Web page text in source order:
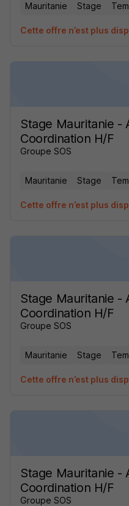
Mauritanie Stage
Cette offre n’est plus
Stage Mauritanie -
Coordination H/F
Groupe SOS
Mauritanie Stage
Cette offre n’est plus
Stage Mauritanie -
Coordination H/F
Groupe SOS
Mauritanie Stage
Cette offre n’est plus
Stage Mauritanie -
Coordination H/F
Groupe SOS